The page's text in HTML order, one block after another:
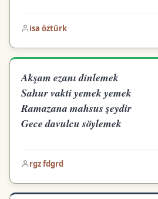
isa öztürk
Akşam ezanı dinlemek
Sahur vakti yemek yemek
Ramazana mahsus şeydir
Gece davulcu söylemek
rgz fdgrd